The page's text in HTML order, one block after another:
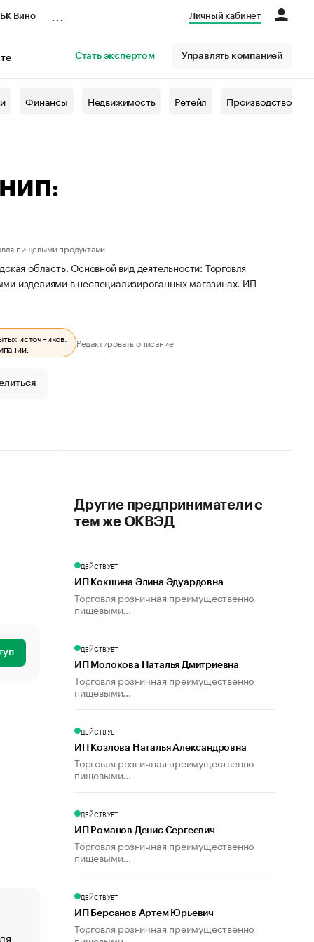
Вино Личный кабинет
Стать экспертом Управлять компанией
Финансы Недвижимость Ретейл Производство
пищевыми продуктами
область. Основной вид деятельности: Торговля
изделиями в неспециализированных магазинах. ИП
источников.
Редактировать описание
«От спорта тело стареет иначе». Как живет глава
Другие предприниматели с
тем же ОКВЭД
ДЕЙСТВУЕТ
ИП Кокшина Элина Эдуардовна
Торговля розничная преимущественно
пищевыми...
ДЕЙСТВУЕТ
ИП Молокова Наталья Дмитриевна
Торговля розничная преимущественно
пищевыми...
ДЕЙСТВУЕТ
ИП Козлова Наталья Александровна
Торговля розничная преимущественно
пищевыми...
ДЕЙСТВУЕТ
ИП Романов Денис Сергеевич
Торговля розничная преимущественно
пищевыми...
ДЕЙСТВУЕТ
ИП Берсанов Артем Юрьевич
Торговля розничная преимущественно